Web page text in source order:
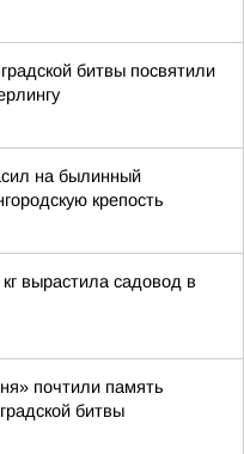
битвы посвятили
на былинный
крепость
вырастила садовод в
почтили память
битвы